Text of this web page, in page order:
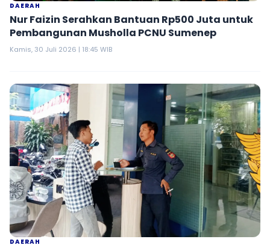
DAERAH
Nur Faizin Serahkan Bantuan Rp500 Juta untuk
Pembangunan Musholla PCNU Sumenep
Kamis, 30 Juli 2026 | 18:45 WIB
DAERAH